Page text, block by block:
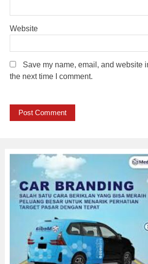
Website
Save my name, email, and website
the next time I comment.